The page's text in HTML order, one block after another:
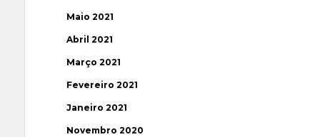
Maio 2021
Abril 2021
Março 2021
Fevereiro 2021
Janeiro 2021
Novembro 2020